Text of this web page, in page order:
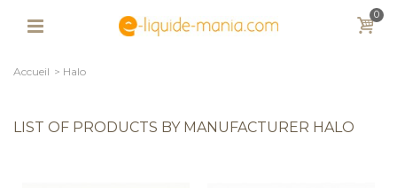
0
Accueil > Halo
LIST OF PRODUCTS BY MANUFACTURER HALO